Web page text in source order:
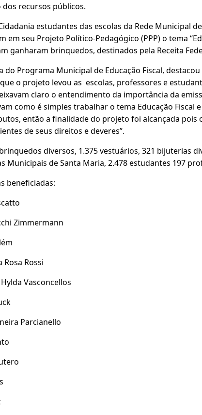
dos recursos públicos.
estudantes das escolas da Rede Municipal
em seu Projeto Político-Pedagógico (PPP) o tema
ganharam brinquedos, destinados pela Receita
do Programa Municipal de Educação Fiscal,
que o projeto levou as escolas, professores e
claro o entendimento da importância da
como é simples trabalhar o tema Educação Fiscal
então a finalidade do projeto foi alcançada pois
de seus direitos e deveres”.
diversos, 1.375 vestuários, 321 bijuterias
Municipais de Santa Maria, 2.478 estudantes 197
beneficiadas:
Zimmermann
Rosa Rossi
Vasconcellos
Parcianello